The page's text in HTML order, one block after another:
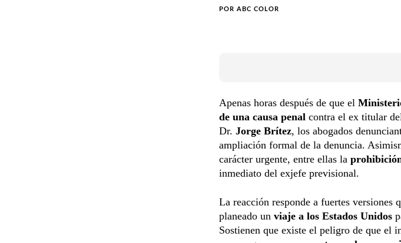
POR ABC COLOR
Apenas horas después de que el
de una causa penal contra el ex titular
Dr. Jorge Brítez, los abogados
ampliación formal de la denuncia.
carácter urgente, entre ellas la
inmediato del exjefe previsional.
La reacción responde a fuertes versiones
planeado un viaje a los Estados Unidos
Sostienen que existe el peligro de que el